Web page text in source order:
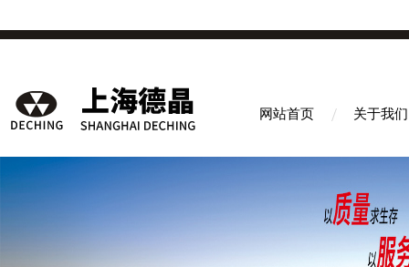
网站首页 关于我们